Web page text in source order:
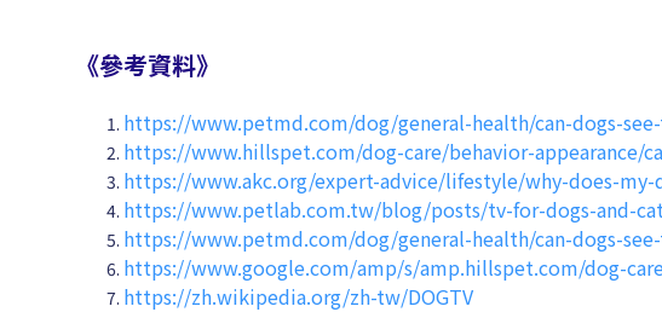
《參考資料》
https://www.petmd.com/dog/general-health/can-dogs-
https://www.hillspet.com/dog-care/behavior-appearance/
https://www.akc.org/expert-advice/lifestyle/why-does-
https://www.petlab.com.tw/blog/posts/tv-for-dogs-and-
https://www.petmd.com/dog/general-health/can-dogs-
https://www.google.com/amp/s/amp.hillspet.com/dog-
https://zh.wikipedia.org/zh-tw/DOGTV